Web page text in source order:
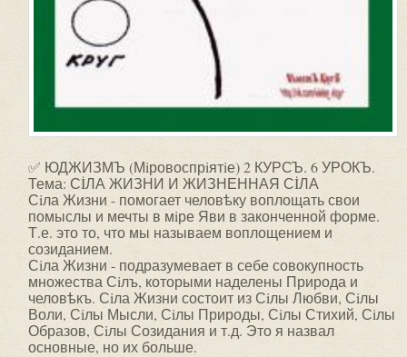
✅ ЮДЖИЗМЪ (Мiровоспрiятiе) 2 КУРСЪ. 6 УРОКЪ.
Тема: СİЛА ЖИЗНИ И ЖИЗНЕННАЯ СİЛА
Сiла Жизни - помогает человѣку воплощать свои
помыслы и мечты в мiре Яви в законченной форме.
Т.е. это то, что мы называем воплощением и
созиданием.
Сiла Жизни - подразумевает в себе совокупность
множества Сiлъ, которыми наделены Природа и
человѣкъ. Сiла Жизни состоит из Сiлы Любви, Сiлы
Воли, Сiлы Мысли, Сiлы Природы, Сiлы Стихий, Сiлы
Образов, Сiлы Созидания и т.д. Это я назвал
основные, но их больше.